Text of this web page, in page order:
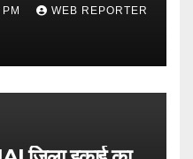
WEB REPORTER